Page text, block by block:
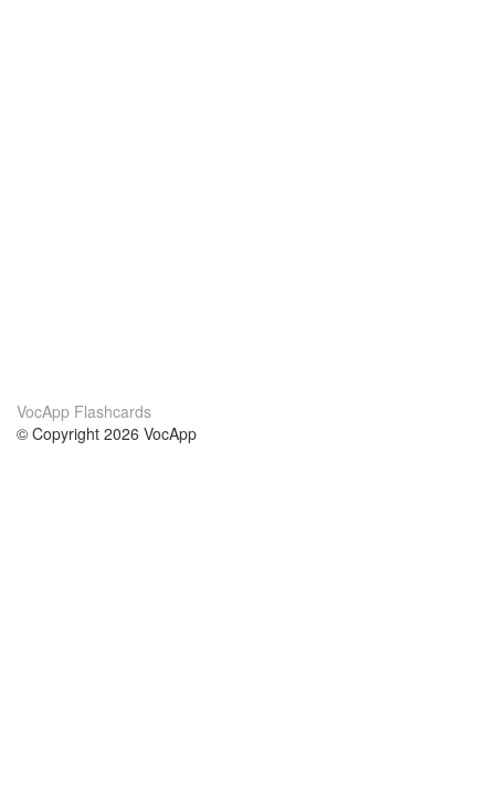
VocApp Flashcards
© Copyright 2026 VocApp